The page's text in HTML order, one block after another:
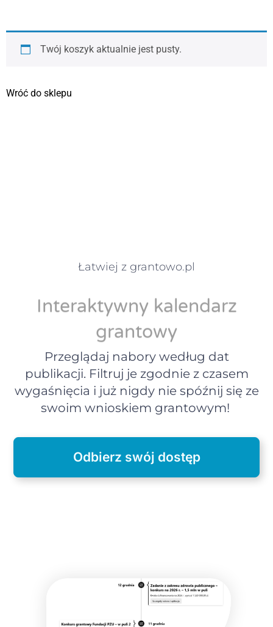
Twój koszyk aktualnie jest pusty.
Wróć do sklepu
Łatwiej z grantowo.pl
Interaktywny kalendarz
grantowy
Przeglądaj nabory według dat
publikacji. Filtruj je zgodnie z czasem
wygaśnięcia i już nigdy nie spóźnij się ze
swoim wnioskiem grantowym!
Odbierz swój dostęp